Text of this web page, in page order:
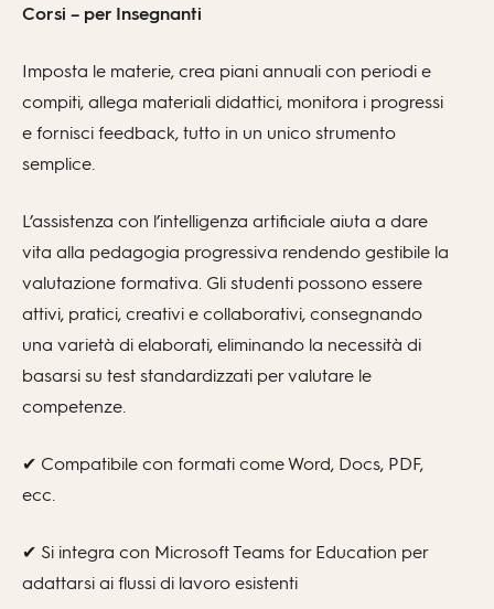
Corsi – per Insegnanti
Imposta le materie, crea piani annuali con periodi e
compiti, allega materiali didattici, monitora i progressi
e fornisci feedback, tutto in un unico strumento
semplice.
L’assistenza con l’intelligenza artificiale aiuta a dare
vita alla pedagogia progressiva rendendo gestibile la
valutazione formativa. Gli studenti possono essere
attivi, pratici, creativi e collaborativi, consegnando
una varietà di elaborati, eliminando la necessità di
basarsi su test standardizzati per valutare le
competenze.
✔ Compatibile con formati come Word, Docs, PDF,
ecc.
✔ Si integra con Microsoft Teams for Education per
adattarsi ai flussi di lavoro esistenti